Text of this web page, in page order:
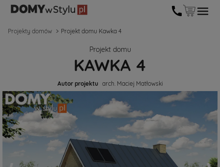
Projekty domów Projekt domu Kawka 4
Projekt domu
KAWKA 4
Autor projektu arch. Maciej Matłowski